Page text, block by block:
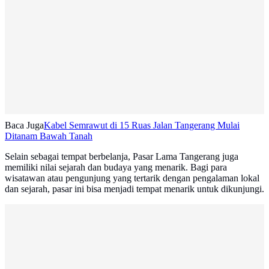
Baca JugaKabel Semrawut di 15 Ruas Jalan Tangerang Mulai
Ditanam Bawah Tanah
Selain sebagai tempat berbelanja, Pasar Lama Tangerang juga
memiliki nilai sejarah dan budaya yang menarik. Bagi para
wisatawan atau pengunjung yang tertarik dengan pengalaman lokal
dan sejarah, pasar ini bisa menjadi tempat menarik untuk dikunjungi.